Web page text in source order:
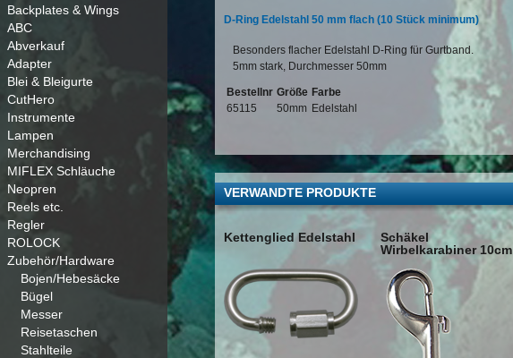
Backplates & Wings
ABC
Abverkauf
Adapter
Blei & Bleigurte
CutHero
Instrumente
Lampen
Merchandising
MIFLEX Schläuche
Neopren
Reels etc.
Regler
ROLOCK
Zubehör/Hardware
Bojen/Hebesäcke
Bügel
Messer
Reisetaschen
Stahlteile
D-Ring Edelstahl 50 mm flach (10 Stück minimum)
Besonders flacher Edelstahl D-Ring für Gurtband.
5mm stark, Durchmesser 50mm
Bestellnr Größe Farbe
65115
50mm Edelstahl
VERWANDTE PRODUKTE
Kettenglied Edelstahl
Schäkel
Wirbelkarabiner 10cm